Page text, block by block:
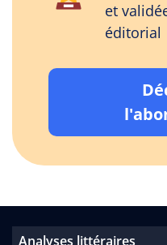
et
éditorial
Analyses littéraires